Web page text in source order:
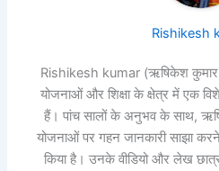
Rishikesh
Rishikesh kumar (ऋषिकेश
योजनाओं और शिक्षा के क्षेत्र में एक
हैं। पांच सालों के अनुभव के साथ,
योजनाओं पर गहन जानकारी साझा
किया है। उनके वीडियो और लेख